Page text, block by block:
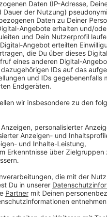
Verglichen wurden 82
Unterkunft, Verpflegung und
zwei Nächte übernachten
liegt Düsseldorf weit über
Hälfte ausgeben. Auch beim
Bereich: Hier müssen wir mit
Urlaub machen - dort müssen
Anzeige
Weitere Infos und Links
Anzeige
Hier geht es zum